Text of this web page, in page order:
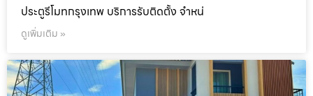
ประตูรีโมทกรุงเทพ บริการรับติดตั้ง จำหน่
ดูเพิ่มเติม »